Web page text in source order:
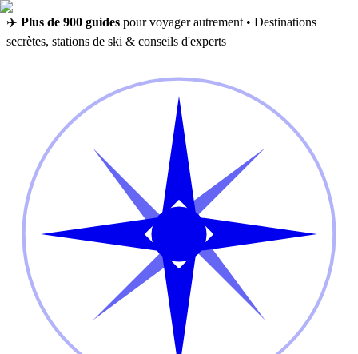
✈️ Plus de 900 guides pour voyager autrement • Destinations
secrètes, stations de ski & conseils d'experts